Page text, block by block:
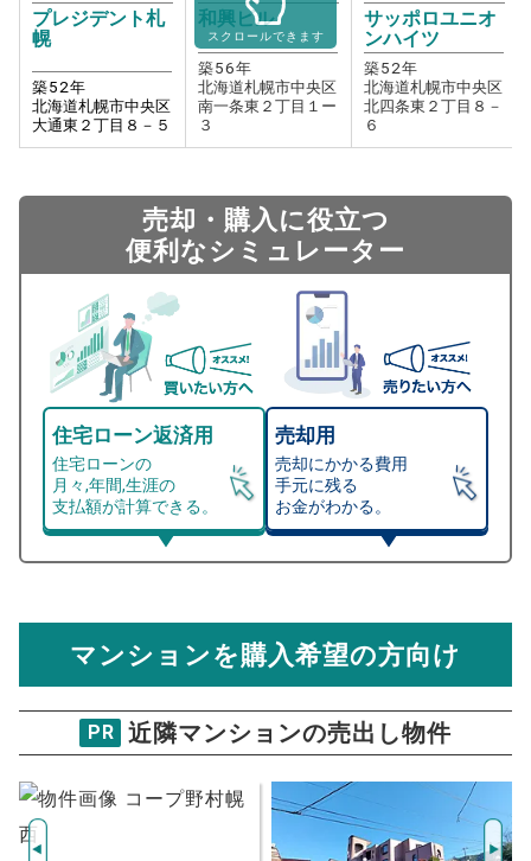
プレジデント札
幌
築52年
北海道札幌市中央区
大通東２丁目８－５
和興ビル
築56年
北海道札幌市中央区
南一条東２丁目１ー
３
サッポロユニオ
ンハイツ
築52年
北海道札幌市中央区
北四条東２丁目８－
６
スクロールできます
売却・購入に役立つ
便利なシミュレーター
住宅ローン返済用
住宅ローンの
月々,年間,生涯の
支払額が計算できる。
売却用
売却にかかる費用
手元に残る
お金がわかる。
総支払額シミュレーション
物件価格
万円
ご希望の
マンション売却シミュレーター
プレジデント札幌
386
マンションを購入希望の方向け
PR 近隣マンションの売出し物件